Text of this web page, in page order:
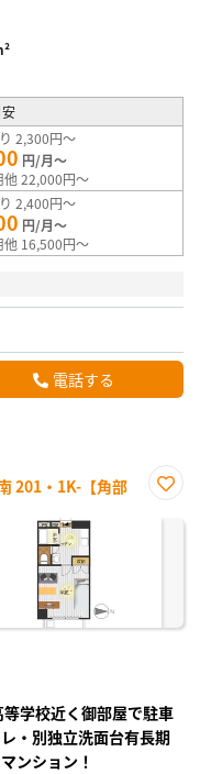
2,300円～
円/月～
他 22,000円～
2,400円～
円/月～
他 16,500円～
電話する
201・1K-【角部
に入
等学校近く御部屋で駐車
・別独立洗面台有長期
ンション！